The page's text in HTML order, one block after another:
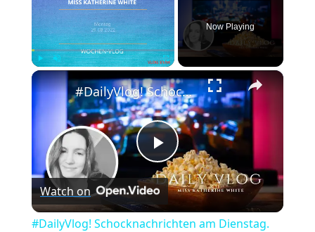
Play Unmute
Now Playing
×
Play
Video
#DailyVlog! Schocknachrichten am Dienstag. Wie geht es jetzt weiter mit Chicago P.D?
Watch on
#DailyVlog! Schocknachrichten am Dienstag.